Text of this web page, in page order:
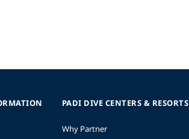
PADI DIVE CENTERS & RESORTS
Why Partner